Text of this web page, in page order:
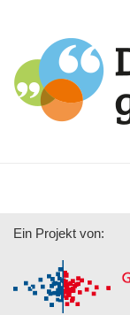
Ein Projekt von: